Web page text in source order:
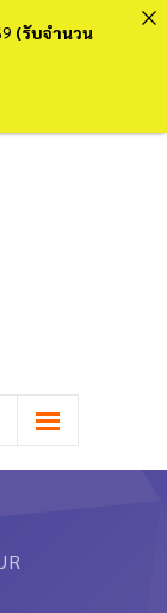
(รับจำนวน